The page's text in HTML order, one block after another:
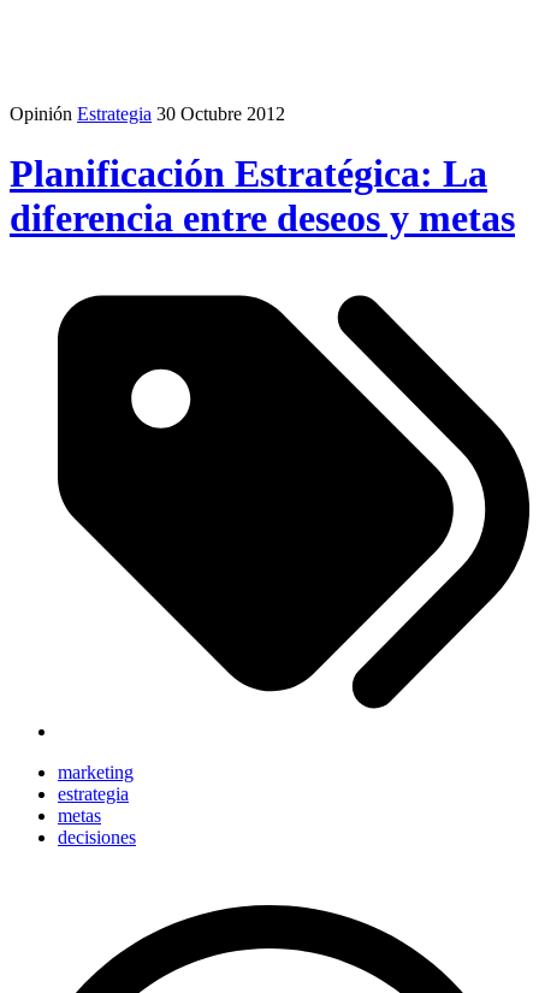
Opinión Estrategia 30 Octubre 2012
Planificación Estratégica: La
diferencia entre deseos y metas
marketing
estrategia
metas
decisiones